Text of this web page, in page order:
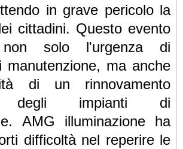
in grave pericolo la
cittadini. Questo evento
non solo l'urgenza di
manutenzione, ma anche
di un rinnovamento
degli impianti di
AMG illuminazione ha
difficoltà nel reperire le